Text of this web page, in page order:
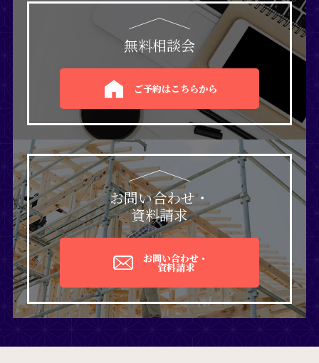
無料相談会
ご予約はこちらから
お問い合わせ・
資料請求
お問い合わせ・
資料請求